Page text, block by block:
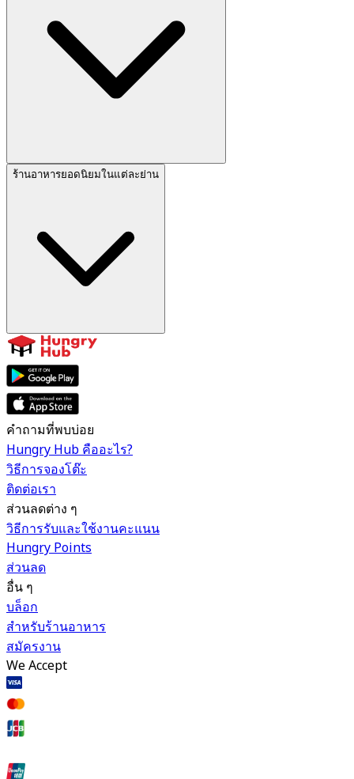
ร้านอาหารยอดนิยมในแต่ละย่าน
คำถามที่พบบ่อย
Hungry Hub คืออะไร?
วิธีการจองโต๊ะ
ติดต่อเรา
ส่วนลดต่าง ๆ
วิธีการรับและใช้งานคะแนน
Hungry Points
ส่วนลด
อื่น ๆ
บล็อก
สำหรับร้านอาหาร
สมัครงาน
We Accept